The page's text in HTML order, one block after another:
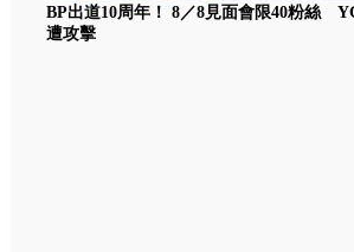
BP出道10周年！ 8／8見面會限40粉絲
遭攻擊